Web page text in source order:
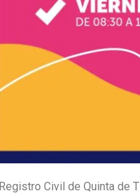
Registro Civil de Quinta de